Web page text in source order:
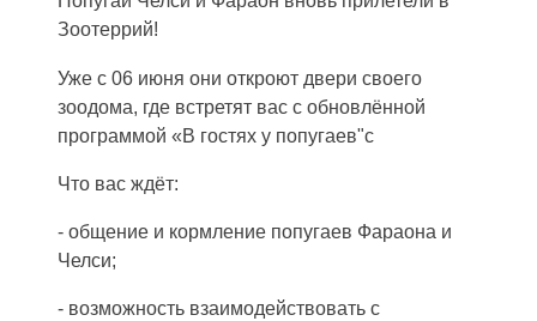
Зоотеррий!
Уже с 06 июня они откроют двери своего
зоодома, где встретят вас с обновлённой
программой «В гостях у попугаев"с
Что вас ждёт:
- общение и кормление попугаев Фараона и
Челси;
- возможность взаимодействовать с